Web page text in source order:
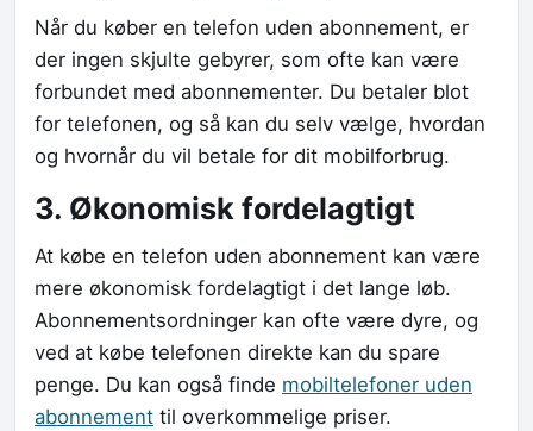
Når du køber en telefon uden abonnement, er
der ingen skjulte gebyrer, som ofte kan være
forbundet med abonnementer. Du betaler blot
for telefonen, og så kan du selv vælge, hvordan
og hvornår du vil betale for dit mobilforbrug.
3. Økonomisk fordelagtigt
At købe en telefon uden abonnement kan være
mere økonomisk fordelagtigt i det lange løb.
Abonnementsordninger kan ofte være dyre, og
ved at købe telefonen direkte kan du spare
penge. Du kan også finde mobiltelefoner uden
abonnement til overkommelige priser.